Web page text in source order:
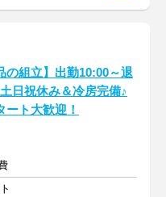
の組立】出勤10:00～退
日祝休み＆冷房完備♪
ート大歓迎！